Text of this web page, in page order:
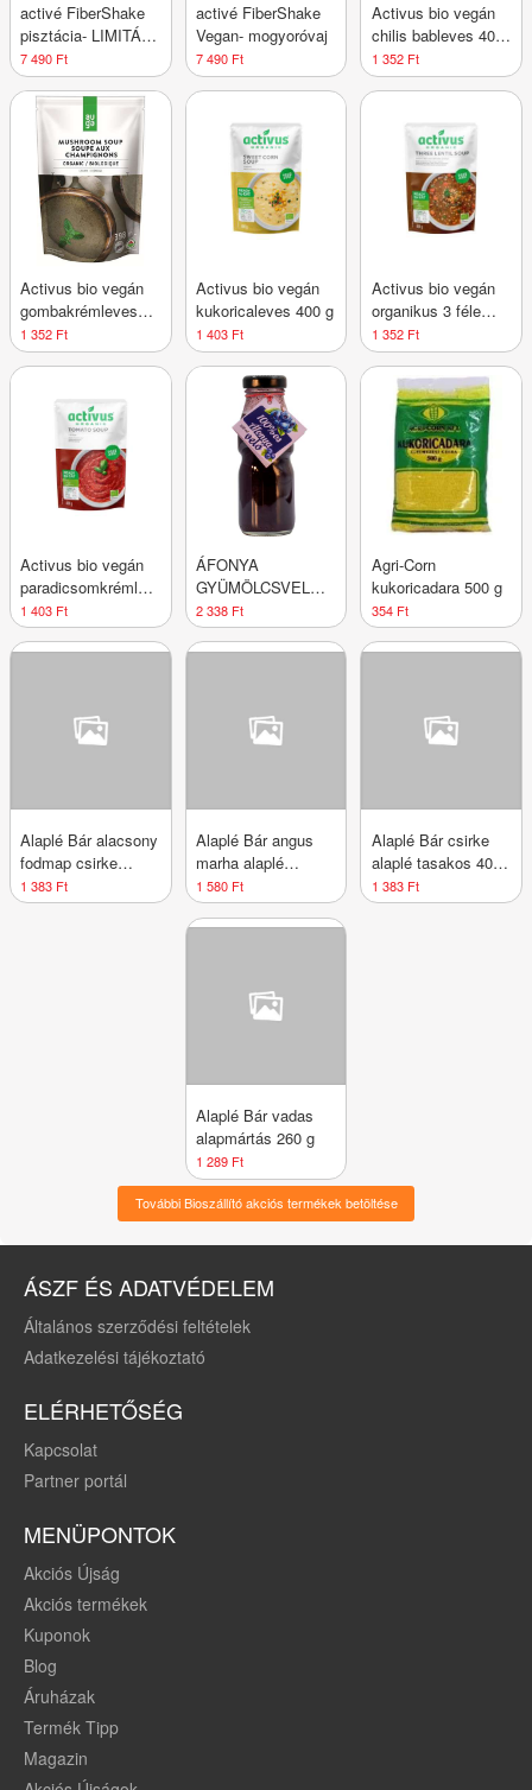
activé FiberShake
pisztácia- LIMITÁLT
KIADÁS
7 490 Ft
activé FiberShake
Vegan- mogyoróvaj
7 490 Ft
Activus bio vegán
chilis bableves 400
g1 352 Ft
Activus bio vegán
gombakrémleves
400 g
1 352 Ft
Activus bio vegán
kukoricaleves 400 g
1 403 Ft
Activus bio vegán
organikus 3 féle
lencseleves 400 g
1 352 Ft
Activus bio vegán
paradicsomkrémleves
400 g
1 403 Ft
ÁFONYA
GYÜMÖLCSVELŐ
200ML DRS
2 338 Ft
Agri-Corn
kukoricadara 500 g
354 Ft
Alaplé Bár alacsony
fodmap csirke
alaplé tas.400ml
1 383 Ft
Alaplé Bár angus
marha alaplé
tasakos 400 ml
1 580 Ft
Alaplé Bár csirke
alaplé tasakos 400
ml
1 383 Ft
Alaplé Bár vadas
alapmártás 260 g
1 289 Ft
További Bioszállító akciós termékek betöltése
ÁSZF ÉS ADATVÉDELEM
Általános szerződési feltételek
Adatkezelési tájékoztató
ELÉRHETŐSÉG
Kapcsolat
Partner portál
MENÜPONTOK
Akciós Újság
Akciós termékek
Kuponok
Blog
Áruházak
Termék Tipp
Magazin